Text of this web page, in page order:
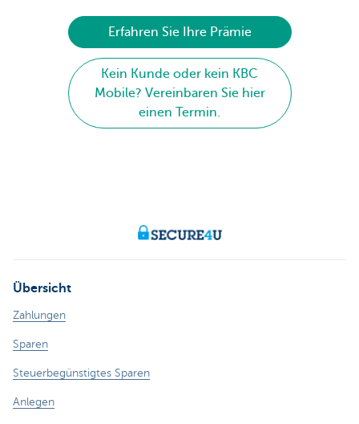
Erfahren Sie Ihre Prämie
Kein Kunde oder kein KBC
Mobile? Vereinbaren Sie hier
einen Termin.
Übersicht
Zahlungen
Sparen
Steuerbegünstigtes Sparen
Anlegen